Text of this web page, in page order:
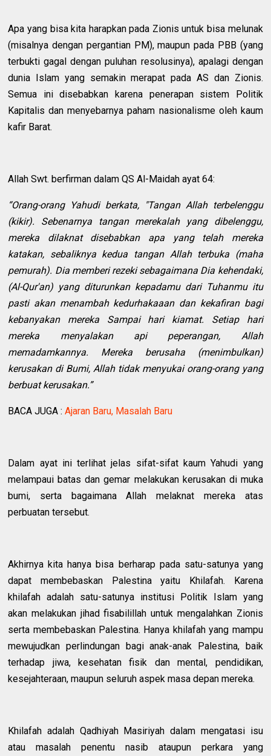
Apa yang bisa kita harapkan pada Zionis untuk bisa melunak
(misalnya dengan pergantian PM), maupun pada PBB (yang
terbukti gagal dengan puluhan resolusinya), apalagi dengan
dunia Islam yang semakin merapat pada AS dan Zionis.
Semua ini disebabkan karena penerapan sistem Politik
Kapitalis dan menyebarnya paham nasionalisme oleh kaum
kafir Barat.
Allah Swt. berfirman dalam QS Al-Maidah ayat 64:
“Orang-orang Yahudi berkata, "Tangan Allah terbelenggu
(kikir). Sebenarnya tangan merekalah yang dibelenggu,
mereka dilaknat disebabkan apa yang telah mereka
katakan, sebaliknya kedua tangan Allah terbuka (maha
pemurah). Dia memberi rezeki sebagaimana Dia kehendaki,
(Al-Qur'an) yang diturunkan kepadamu dari Tuhanmu itu
pasti akan menambah kedurhakaaan dan kekafiran bagi
kebanyakan mereka Sampai hari kiamat. Setiap hari
mereka menyalakan api peperangan, Allah
memadamkannya. Mereka berusaha (menimbulkan)
kerusakan di Bumi, Allah tidak menyukai orang-orang yang
berbuat kerusakan.”
BACA JUGA :Ajaran Baru, Masalah Baru
Dalam ayat ini terlihat jelas sifat-sifat kaum Yahudi yang
melampaui batas dan gemar melakukan kerusakan di muka
bumi, serta bagaimana Allah melaknat mereka atas
perbuatan tersebut.
Akhirnya kita hanya bisa berharap pada satu-satunya yang
dapat membebaskan Palestina yaitu Khilafah. Karena
khilafah adalah satu-satunya institusi Politik Islam yang
akan melakukan jihad fisabilillah untuk mengalahkan Zionis
serta membebaskan Palestina. Hanya khilafah yang mampu
mewujudkan perlindungan bagi anak-anak Palestina, baik
terhadap jiwa, kesehatan fisik dan mental, pendidikan,
kesejahteraan, maupun seluruh aspek masa depan mereka.
Khilafah adalah Qadhiyah Masiriyah dalam mengatasi isu
atau masalah penentu nasib ataupun perkara yang